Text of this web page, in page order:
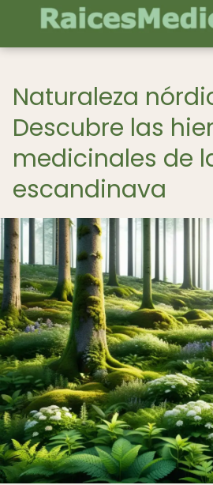
Naturaleza
Descubre las
medicinales de
escandinava